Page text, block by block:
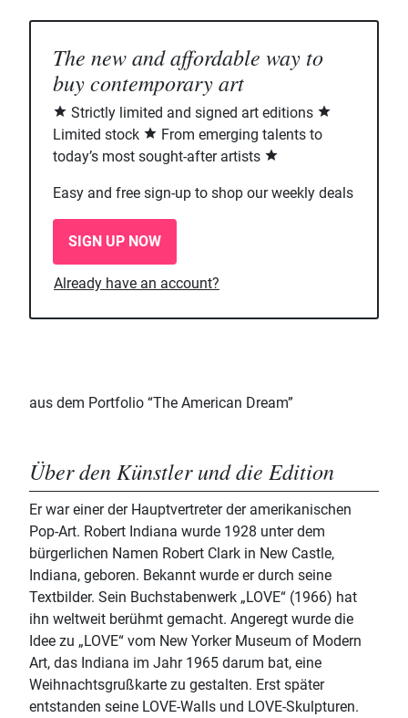
The new and affordable way to
buy contemporary art
Strictly limited and signed art editions
Limited stock
From emerging talents to
today’s most sought-after artists
Easy and free sign-up to shop our weekly deals
SIGN UP NOW
Already have an account?
aus dem Portfolio “The American Dream”
Über den Künstler und die Edition
Er war einer der Hauptvertreter der amerikanischen
Pop-Art. Robert Indiana wurde 1928 unter dem
bürgerlichen Namen Robert Clark in New Castle,
Indiana, geboren. Bekannt wurde er durch seine
Textbilder. Sein Buchstabenwerk „LOVE“ (1966) hat
ihn weltweit berühmt gemacht. Angeregt wurde die
Idee zu „LOVE“ vom New Yorker Museum of Modern
Art, das Indiana im Jahr 1965 darum bat, eine
Weihnachtsgrußkarte zu gestalten. Erst später
entstanden seine LOVE-Walls und LOVE-Skulpturen.